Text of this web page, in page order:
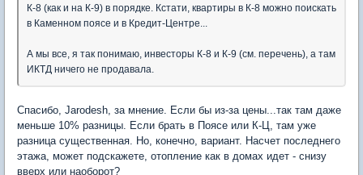
К-8 (как и на К-9) в порядке. Кстати, квартиры в К-8 можно поискать
в Каменном поясе и в Кредит-Центре...
А мы все, я так понимаю, инвесторы К-8 и К-9 (см. перечень), а там
ИКТД ничего не продавала.
Спасибо, Jarodesh, за мнение. Если бы из-за цены...так там даже
меньше 10% разницы. Если брать в Поясе или К-Ц, там уже
разница существенная. Но, конечно, вариант. Насчет последнего
этажа, может подскажете, отопление как в домах идет - снизу
вверх или наоборот?